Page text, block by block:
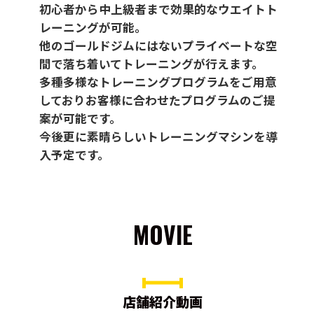
初心者から中上級者まで効果的なウエイトト
レーニングが可能。
他のゴールドジムにはないプライベートな空
間で落ち着いてトレーニングが行えます。
多種多様なトレーニングプログラムをご用意
しておりお客様に合わせたプログラムのご提
案が可能です。
今後更に素晴らしいトレーニングマシンを導
入予定です。
MOVIE
店舗紹介動画